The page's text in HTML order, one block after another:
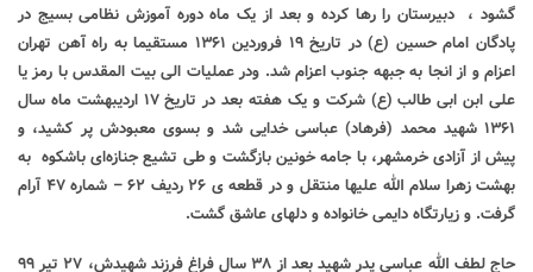
گشود ، دبیرستان را رها کرده و بعد از یک ماه دوره آموزش نظامی بسیج در
پادگان امام حسین (ع) در تاریخ ۱۹ فروردین ۱۳۶۱ مستقیما به راه آهن تهران
اعزام و از انجا به جبهه جنوب اعزام شد. ودر عملیات الی بیت المقدس با رمز یا
علی ابن ابی طالب (ع) شرکت و یک هفته بعد در تاریخ ۱۷ اردیبهشت ماه سال
۱۳۶۱ شهید محمد (فرهاد) عباسی خدایی شد و بسوی معبودش پر کشید، و
پیش از آزادی خرمشهر، با جامه خونین بازگشت و طی تشیع جنازه‌ای باشکوه به
بهشت زهرا سلام الله علیها منتقل و در قطعه ی ۲۶ ردیف ۶۲
–
شماره ۴۷ آرام
گرفت. و زیارتگاه دایمی خانواده و دلهای عاشق گشت.
حاج لطف الله عباسی پدر شهید بعد از ۳۸ سال فراغ فرزند شهیدش، ۲۷ تیر ۹۹